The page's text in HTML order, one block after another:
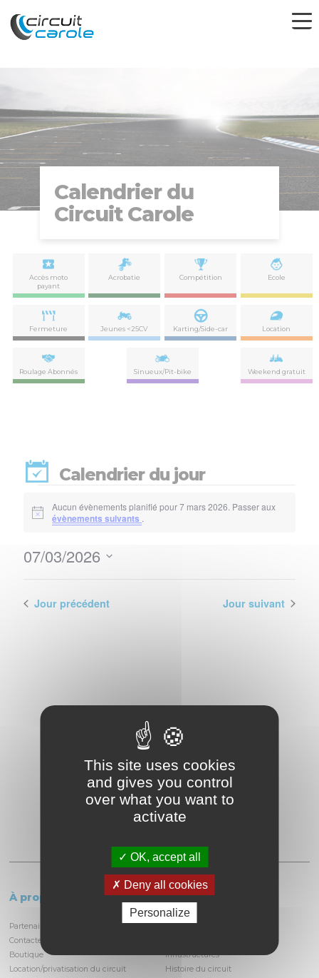
Calendrier du
Circuit Carole
Accès moto
payant
Acrobatie Compétition Ecole
Fermeture Jeunes <25CV Karting/Side-car Location
Roulage Abonnés Sinueux/Pit-bike Weekend gratuit
Calendrier du jour
Évènements
for
7
mars
Notice
Aucun évènements planifié pour 7 mars 2026. Passer aux
évènements suivants .
par
vues
07/03/2026
date.Jour précédent Jour suivant
À propos
Partenaires et locataires
Contactez-nous
Boutique
Location/privatisation du circuit
Le circuit
Informations pratiques
Infrastructures
Histoire du circuit
This site uses cookies
and gives you control
over what you want to
activate
OK, accept all
Deny all cookies
Personalize